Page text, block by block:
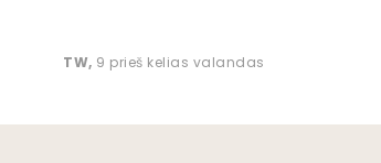
TW, 9 prieš kelias valandas